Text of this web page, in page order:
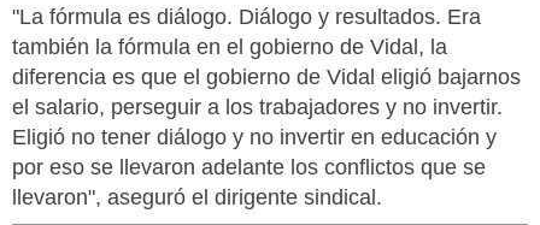
"La fórmula es diálogo. Diálogo y resultados. Era
también la fórmula en el gobierno de Vidal, la
diferencia es que el gobierno de Vidal eligió bajarnos
el salario, perseguir a los trabajadores y no invertir.
Eligió no tener diálogo y no invertir en educación y
por eso se llevaron adelante los conflictos que se
llevaron", aseguró el dirigente sindical.